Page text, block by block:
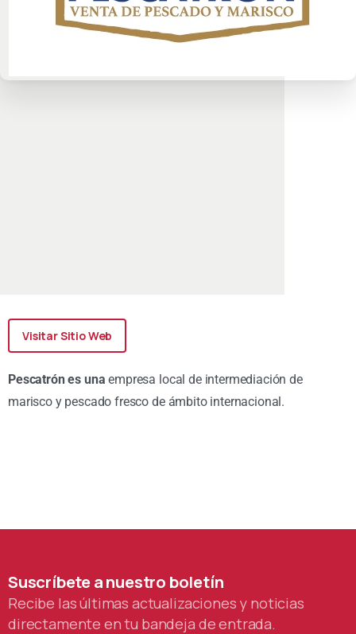
Visitar Sitio Web
Pescatrón es una empresa local de intermediación de
marisco y pescado fresco de ámbito internacional.
Suscríbeteanuestro boletín
Recibe las últimas actualizaciones y noticias
directamente en tu bandeja de entrada.